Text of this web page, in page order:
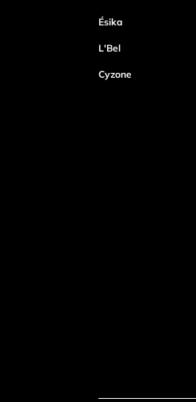
Ésika
L'Bel
Cyzone